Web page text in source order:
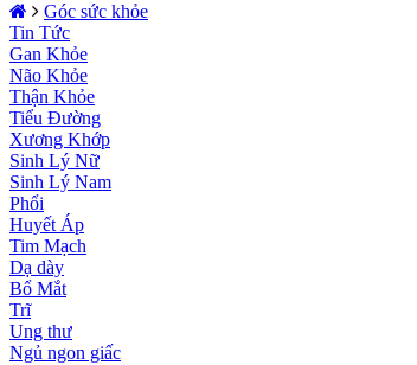
Góc sức khỏe
Tin Tức
Gan Khỏe
Não Khỏe
Thận Khỏe
Tiểu Đường
Xương Khớp
Sinh Lý Nữ
Sinh Lý Nam
Phổi
Huyết Áp
Tim Mạch
Dạ dày
Bổ Mắt
Trĩ
Ung thư
Ngủ ngon giấc